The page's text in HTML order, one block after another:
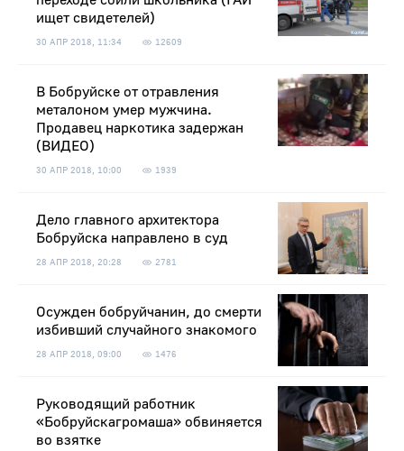
ищет свидетелей)
30 АПР 2018, 11:34 12609
В Бобруйске от отравления
металоном умер мужчина.
Продавец наркотика задержан
(ВИДЕО)
30 АПР 2018, 10:00 1939
Дело главного архитектора
Бобруйска направлено в суд
28 АПР 2018, 20:28 2781
Осужден бобруйчанин, до смерти
избивший случайного знакомого
28 АПР 2018, 09:00 1476
Руководящий работник
«Бобруйскагромаша» обвиняется
во взятке